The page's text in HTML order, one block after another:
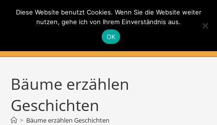
Inhalt
Gesundheit auf allen Ebenen
Bäume erzählen
Geschichten
> Bäume erzählen Geschichten
Diese Website benutzt Cookies. Wenn Sie die Website weiter
nutzen, gehe ich von Ihrem Einverständnis aus.
OK